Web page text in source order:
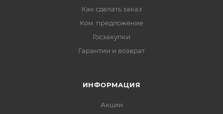
Как сделать заказ
Ком. предложение
Госзакупки
Гарантии и возврат
ИНФОРМАЦИЯ
Акции